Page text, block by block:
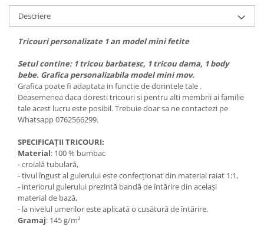
Descriere
Tricouri personalizate 1 an model mini fetite
Setul contine: 1 tricou barbatesc, 1 tricou dama, 1 body
bebe. Grafica personalizabila model mini mov.
Grafica poate fi adaptata in functie de dorintele tale .
Deasemenea daca doresti tricouri si pentru alti membrii ai familie
tale acest lucru este posibil. Trebuie doar sa ne contactezi pe
Whatsapp 0762566299.
SPECIFICAȚII TRICOURI:
Material: 100 % bumbac
- croială tubulară,
- tivul îngust al gulerului este confecționat din material raiat 1:1,
- interiorul gulerului prezintă bandă de întărire din același
material de bază,
- la nivelul umerilor este aplicată o cusătură de întărire,
Gramaj: 145 g/m²